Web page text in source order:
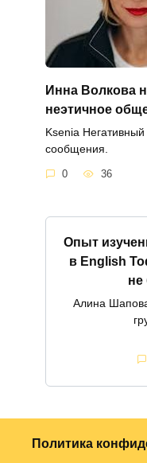
Инна Волкова
неэтичное
Ksenia
сообщения.
0 36
Опыт
в English
не
Алина
Политика